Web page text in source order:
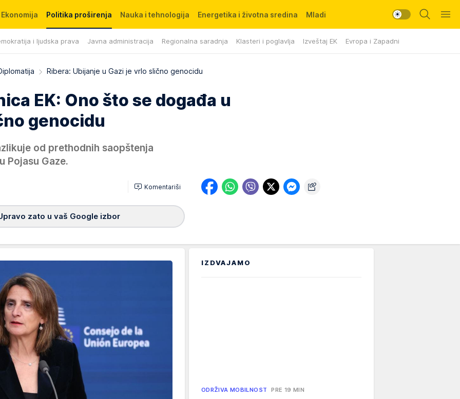
Ekonomija Politika proširenja
i ljudska prava Javna administracija Regionalna saradnja Klasteri i poglavlja Izveštaj EK Evropa i Zapadni Balkan
Nauka i tehnologija Energetika i životna sredina Mladi
Ribera: Ubijanje u Gazi je vrlo slično genocidu
EK: Ono što se događa u
genocidu
od prethodnih saopštenja
Pojasu Gaze.
Komentariši
zato u vaš Google izbor
IZDVAJAMO
ODRŽIVA MOBILNOST PRE 19 MIN